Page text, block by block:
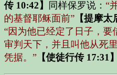
传 10:42】
同样保罗说： “
的基督耶稣面前” 【提摩太
“因为他已经定了日子，要
审判天下，并且叫他从死
凭据。” 【使徒行传 17:31】